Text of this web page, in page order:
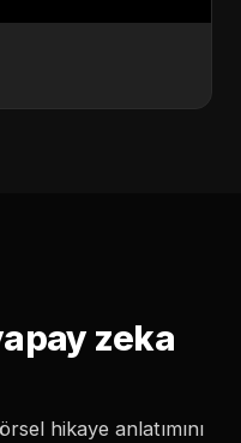
zeka
hikaye anlatımını